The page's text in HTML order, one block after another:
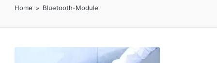
Home » Bluetooth-Module